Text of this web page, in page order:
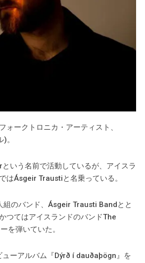
ォークトロニカ・アーティスト、
。
いう名前で活動しているが、アイスラ
はÁsgeir Traustiと名乗っている。
組のバンド、Ásgeir Trausti Bandとと
つてはアイスランドのバンドThe
を弾いていた。
ーアルバム『Dýrð í dauðaþögn』を